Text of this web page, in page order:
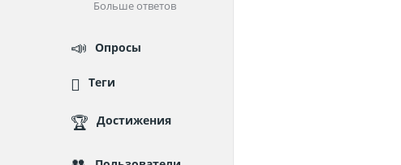
Больше ответов
Опросы
Теги
Достижения